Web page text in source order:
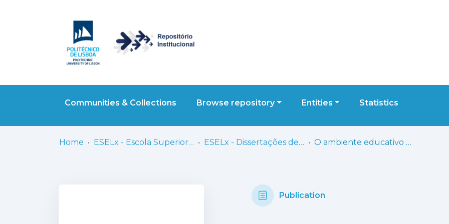
Communities & Collections Browse repository Entities Statistics
Home ESELx - Escola Superior de Educação de Lisboa ESELx - Dissertações de Mestrado O ambiente educativo e o desenvolvimento da independência e da autonomia em contexto de jardim de infância
Publication